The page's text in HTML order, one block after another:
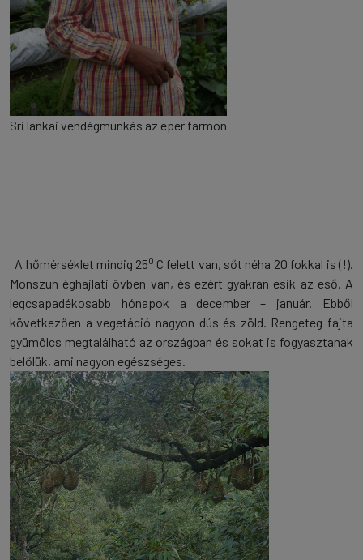
Sri lankai vendégmunkás az eper farmon
A hőmérséklet mindig 250 C felett van, sőt néha 20 fokkal is (!).
Monszun éghajlati övben van, és ezért gyakran esik az eső. A
legcsapadékosabb hónapok a december – január. Ebből
következően a vegetáció nagyon dús és zöld. Rengeteg fajta
gyümölcs megtalálható az országban és sokat is fogyasztanak
belőlük, ami nagyon egészséges.